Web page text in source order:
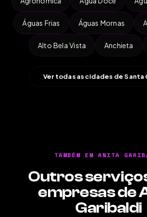
Águas Frias Águas Mornas
Alto Bela Vista Anchieta
Ver todas as cidades de Santa
TAMBÉM EM ANITA
Outros
empresas de
Garibaldi